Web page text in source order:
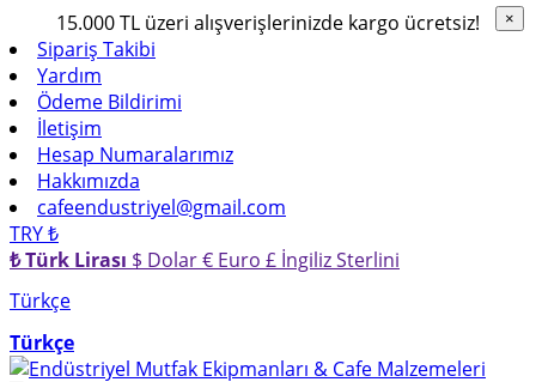
15.000 TL üzeri alışverişlerinizde kargo ücretsiz!
Sipariş Takibi
Yardım
Ödeme Bildirimi
İletişim
Hesap Numaralarımız
Hakkımızda
cafeendustriyel@gmail.com
TRY ₺
₺ Türk Lirası $ Dolar€ Euro £ İngiliz Sterlini
Türkçe
Türkçe
×
×